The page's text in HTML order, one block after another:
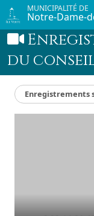
Passer au contenu
MUNICIPALITÉ DE
Notre-Dame-
du
Enregistrements